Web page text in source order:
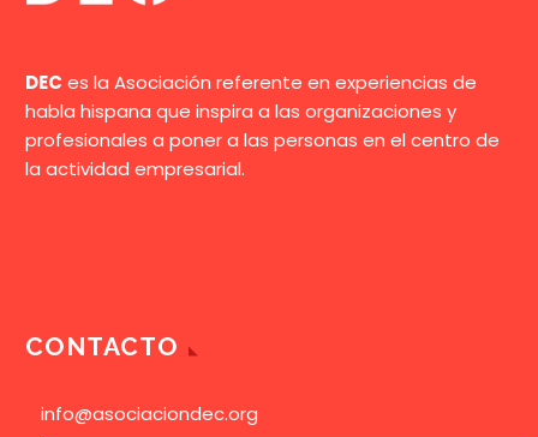
DEC es la Asociación referente en experiencias de
habla hispana que inspira a las organizaciones y
profesionales a poner a las personas en el centro de
la actividad empresarial.
CONTACTO
info@asociaciondec.org